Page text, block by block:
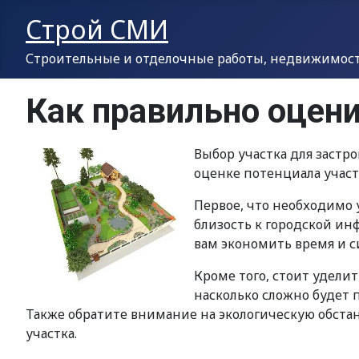
Строй СМИ
Строительные и отделочные работы,
Как правильно
Выбор участка для
оценке потенциала
Первое, что необходимо
близость к городской
вам экономить время и
Кроме того, стоит
насколько сложно
Также обратите внимание на экологическую
участка.